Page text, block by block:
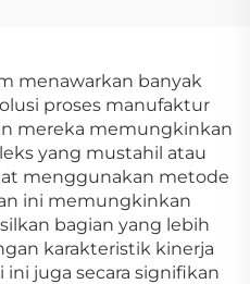
menawarkan banyak
proses manufaktur
mereka memungkinkan
yang mustahil atau
menggunakan metode
ini memungkinkan
bagian yang lebih
karakteristik kinerja
juga secara signifikan